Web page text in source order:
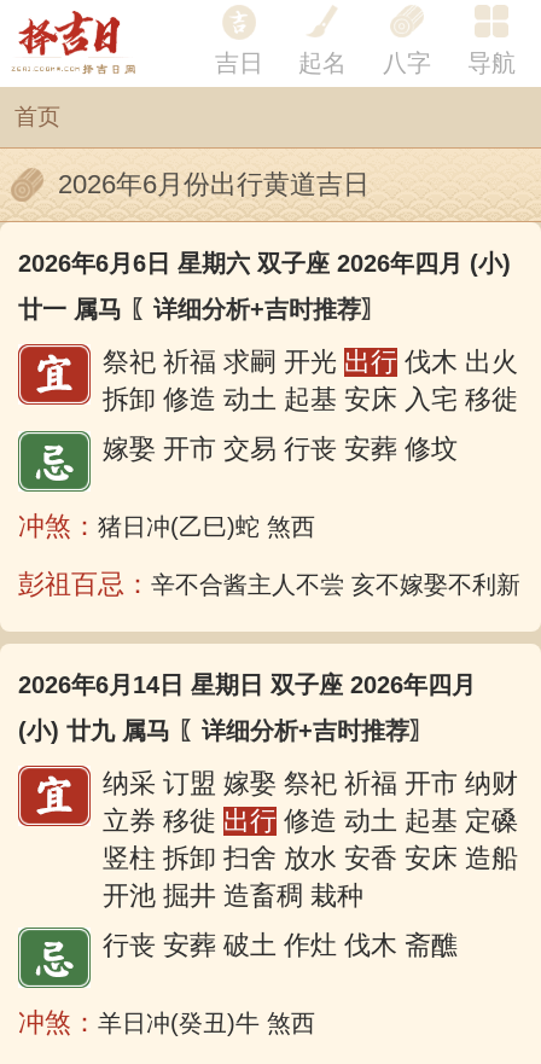
吉日 起名 八字 导航
首页
2026年6月份出行黄道吉日
2026年6月6日 星期六 双子座 2026年四月 (小)
廿一 属马 〖详细分析+吉时推荐〗
祭祀 祈福 求嗣 开光 出行 伐木 出火
拆卸 修造 动土 起基 安床 入宅 移徙
嫁娶 开市 交易 行丧 安葬 修坟
冲煞： 猪日冲(乙巳)蛇 煞西
彭祖百忌： 辛不合酱主人不尝 亥不嫁娶不利新
2026年6月14日 星期日 双子座 2026年四月
(小) 廿九 属马 〖详细分析+吉时推荐〗
纳采 订盟 嫁娶 祭祀 祈福 开市 纳财
立券 移徙 出行 修造 动土 起基 定磉
竖柱 拆卸 扫舍 放水 安香 安床 造船
开池 掘井 造畜稠 栽种
行丧 安葬 破土 作灶 伐木 斋醮
冲煞： 羊日冲(癸丑)牛 煞西